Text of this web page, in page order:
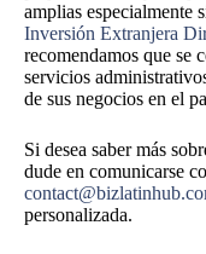
amplias especialmente
Inversión Extranjera
recomendamos que se
servicios
de sus negocios en el
Si desea saber más
dude en comunicarse
personalizada.